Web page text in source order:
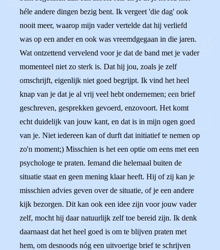
héle andere dingen bezig bent. Ik vergeet 'die dag' ook
nooit meer, waarop mijn vader vertelde dat hij verliefd
was op een ander en ook was vreemdgegaan in die jaren.
Wat ontzettend vervelend voor je dat de band met je vader
momenteel niet zo sterk is. Dat hij jou, zoals je zelf
omschrijft, eigenlijk niet goed begrijpt. Ik vind het heel
knap van je dat je al vrij veel hebt ondernemen; een brief
geschreven, gesprekken gevoerd, enzovoort. Het komt
echt duidelijk van jouw kant, en dat is in mijn ogen goed
van je. Niet iedereen kan of durft dat initiatief te nemen op
zo'n moment;) Misschien is het een optie om eens met een
psychologe te praten. Iemand die helemaal buiten de
situatie staat en geen mening klaar heeft. Hij of zij kan je
misschien advies geven over de situatie, of je een andere
kijk bezorgen. Dit kan ook een idee zijn voor jouw vader
zelf, mocht hij daar natuurlijk zelf toe bereid zijn. Ik denk
daarnaast dat het heel goed is om te blijven praten met
hem, om desnoods nóg een uitvoerige brief te schrijven